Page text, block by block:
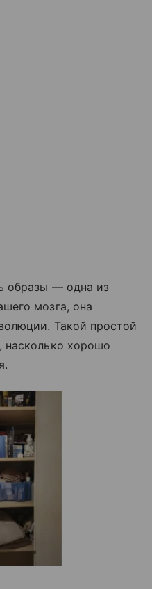
образы — одна из
мозга, она
Такой простой
насколько хорошо